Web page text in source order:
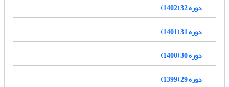
دوره 32 (1402)
دوره 31 (1401)
دوره 30 (1400)
دوره 29 (1399)